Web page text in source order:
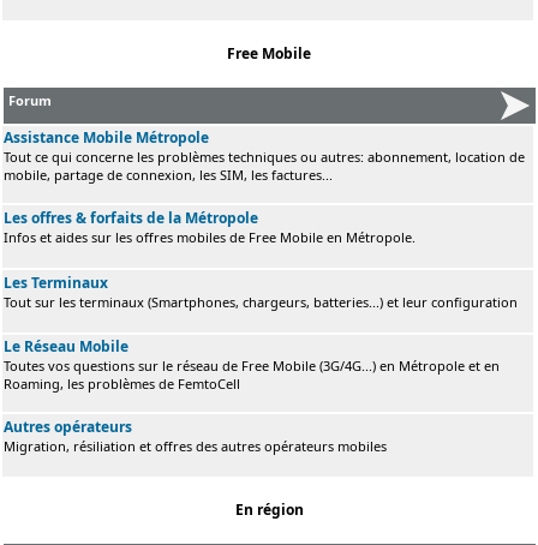
Free Mobile
Forum
Assistance Mobile Métropole
Tout ce qui concerne les problèmes techniques ou autres: abonnement, location de
mobile, partage de connexion, les SIM, les factures...
Les offres & forfaits de la Métropole
Infos et aides sur les offres mobiles de Free Mobile en Métropole.
Les Terminaux
Tout sur les terminaux (Smartphones, chargeurs, batteries...) et leur configuration
Le Réseau Mobile
Toutes vos questions sur le réseau de Free Mobile (3G/4G...) en Métropole et en
Roaming, les problèmes de FemtoCell
Autres opérateurs
Migration, résiliation et offres des autres opérateurs mobiles
En région